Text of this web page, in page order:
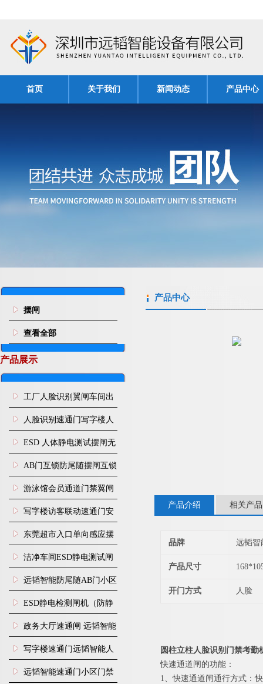
首页 关于我们 新闻动态 产品中心
摆闸
查看全部
产品展示
工厂人脸识别翼闸车间出
入口人行通道门禁
人脸识别速通门写字楼人
行通道闸门禁设备
ESD 人体静电测试摆闸无
尘车间防静电闸机
AB门互锁防尾随摆闸互锁
闸机
游泳馆会员通道门禁翼闸
写字楼访客联动速通门安
装
东莞超市入口单向感应摆
闸安装
洁净车间ESD静电测试闸
机
远韬智能防尾随AB门小区
门禁闸机安装
​ESD静电检测闸机（防静
电门禁通道系统）
政务大厅速通闸 远韬智能
防尾随静音速通门
写字楼速通门远韬智能人
脸识别快速通道闸
远韬智能速通门小区门禁
产品中心
产品介绍 相关产品
品牌 远韬智
产品尺寸
开门方式 人脸
圆柱立柱人脸识别门禁考勤
快速通道闸的功能：
1、快速通道闸通行方式：